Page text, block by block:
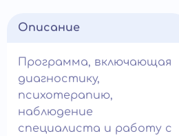
Описание
Программа, включающая
диагностику,
психотерапию,
наблюдение
специалиста и работу с